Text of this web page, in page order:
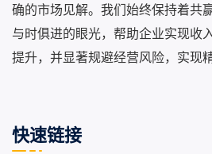
确的市场见解。我们始终保持着共
与时俱进的眼光，帮助企业实现收
提升，并显著规避经营风险，实现
快速链接